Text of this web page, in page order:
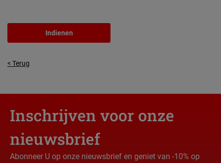
Indienen
< Terug
Inschrijven voor onze
nieuwsbrief
Abonneer U op onze nieuwsbrief en geniet van -10% op